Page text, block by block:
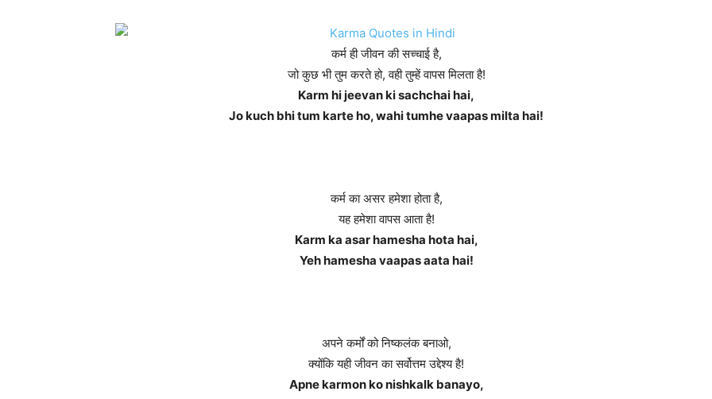
कर्म ही जीवन की सच्चाई है,
जो कुछ भी तुम करते हो, वही तुम्हें वापस मिलता है!
Karm hi jeevan ki sachchai hai,
Jo kuch bhi tum karte ho, wahi tumhe vaapas milta hai!
कर्म का असर हमेशा होता है,
यह हमेशा वापस आता है!
Karm ka asar hamesha hota hai,
Yeh hamesha vaapas aata hai!
अपने कर्मों को निष्कलंक बनाओ,
क्योंकि यही जीवन का सर्वोत्तम उद्देश्य है!
Apne karmon ko nishkalk banayo,